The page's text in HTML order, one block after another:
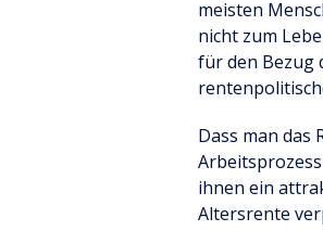
meisten
nicht zum
für den Bezug
Dass man das
ihnen ein
Altersrente